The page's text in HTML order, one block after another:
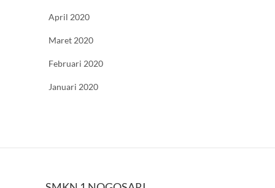
April 2020
Maret 2020
Februari 2020
Januari 2020